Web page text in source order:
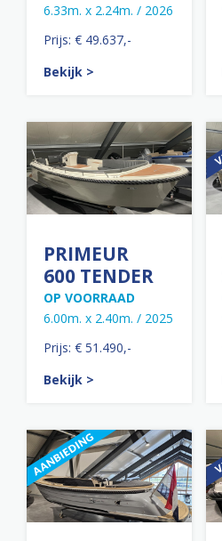
6.33m. x 2.24m. / 2026
Prijs: € 49.637,-
Bekijk >
PRIMEUR
600 TENDER
OP VOORRAAD
6.00m. x 2.40m. / 2025
Prijs: € 51.490,-
Bekijk >